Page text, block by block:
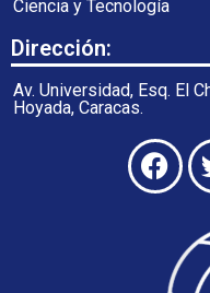
Ciencia y Tecnología
Dirección:
Av. Universidad, Esq. El
Hoyada, Caracas.